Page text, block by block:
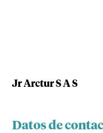
Jr Arctur S A S
Datos de